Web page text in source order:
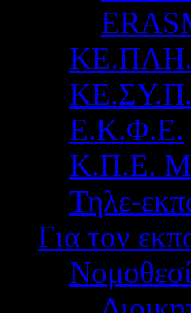
ΚΕ.ΣΥ.Π.
Ε.Κ.Φ.Ε.
Κ.Π.Ε.
Τηλε-
Για τον